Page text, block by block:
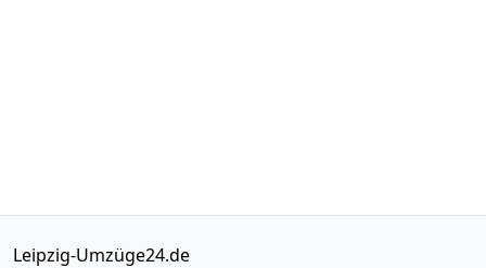
Leipzig-Umzüge24.de